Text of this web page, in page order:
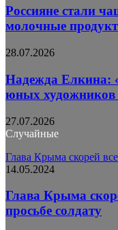
Россияне стали
молочные
28.07.2026
Надежда Елкина:
юных художников
27.07.2026
Случайные
Глава Крыма скорей
14.05.2024
Глава Крыма
просьбе солдату